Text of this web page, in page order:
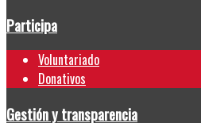
Participa
Voluntariado
Donativos
Gestión y transparencia